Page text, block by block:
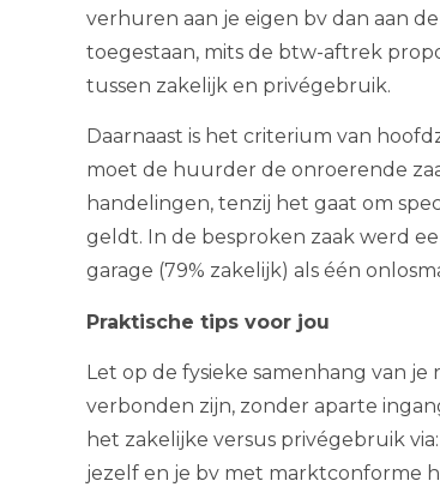
verhuren aan je eigen bv dan aan
toegestaan, mits de btw-aftrek
tussen zakelijk en privégebruik.
Daarnaast is het criterium van
moet de huurder de onroerende
handelingen, tenzij het gaat om
geldt. In de besproken zaak werd
garage (79% zakelijk) als één
Praktische tips voor jou
Let op de fysieke samenhang van
verbonden zijn, zonder aparte
het zakelijke versus privégebruik
jezelf en je bv met marktconforme